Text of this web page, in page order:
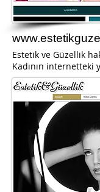
Estetik ve Güzellik
Kadının internetteki